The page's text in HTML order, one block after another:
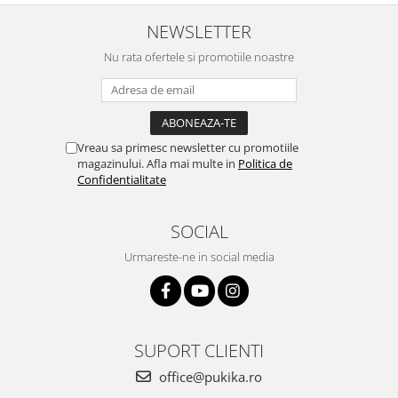
NEWSLETTER
Nu rata ofertele si promotiile noastre
Vreau sa primesc newsletter cu promotiile
magazinului. Afla mai multe in Politica de
Confidentialitate
SOCIAL
Urmareste-ne in social media
SUPORT CLIENTI
office@pukika.ro